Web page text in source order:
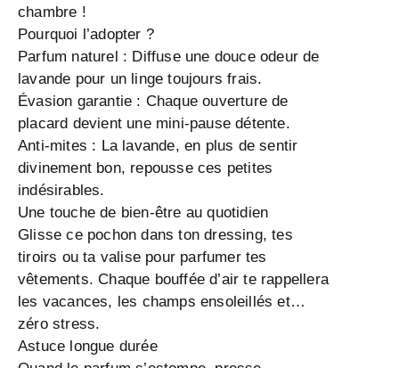
chambre !
Pourquoi l’adopter ?
Parfum naturel : Diffuse une douce odeur de
lavande pour un linge toujours frais.
Évasion garantie : Chaque ouverture de
placard devient une mini-pause détente.
Anti-mites : La lavande, en plus de sentir
divinement bon, repousse ces petites
indésirables.
Une touche de bien-être au quotidien
Glisse ce pochon dans ton dressing, tes
tiroirs ou ta valise pour parfumer tes
vêtements. Chaque bouffée d’air te rappellera
les vacances, les champs ensoleillés et…
zéro stress.
Astuce longue durée